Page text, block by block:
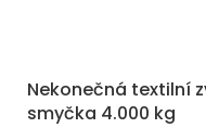
Nekonečná textilní
smyčka 4.000 kg